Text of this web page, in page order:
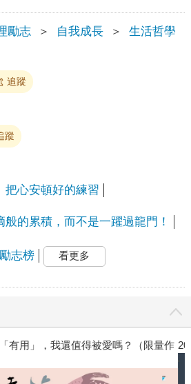
勵志 ＞ 自我成長 ＞ 生活哲學
追蹤
蹤
把心安頓好的練習
的累積，而不是一躍過龍門！
志榜 看更多
有用」，我還值得被愛嗎？（限量作